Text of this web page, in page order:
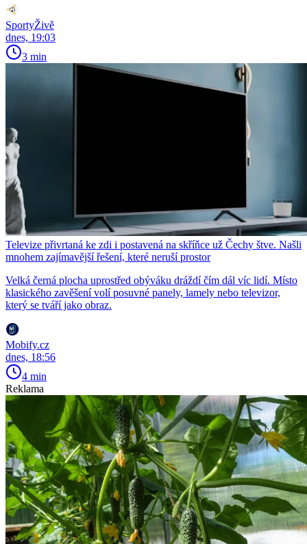
SportyŽivě
dnes, 19:03
3 min
Televize přivrtaná ke zdi i postavená na skříňce už Čechy štve. Našli
mnohem zajímavější řešení, které neruší prostor
Velká černá plocha uprostřed obýváku dráždí čím dál víc lidí. Místo
klasického zavěšení volí posuvné panely, lamely nebo televizor,
který se tváří jako obraz.
Mobify.cz
dnes, 18:56
4 min
Reklama